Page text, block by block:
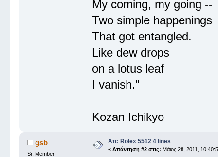
My coming, my going --
Two simple happenings
That got entangled.
Like dew drops
on a lotus leaf
I vanish."
Kozan Ichikyo
gsb
Sr. Member
Απ: Rolex 5512 4 lines
« Απάντηση #2 στις: Μάιος 28, 2011,